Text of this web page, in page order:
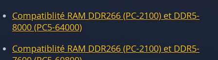
Compatiblité RAM DDR266 (PC-2100) et DDR5-
8000 (PC5-64000)
Compatiblité RAM DDR266 (PC-2100) et DDR5-